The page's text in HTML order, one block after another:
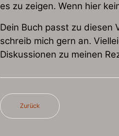
es zu zeigen. Wenn hier
Dein Buch passt zu diesen
schreib mich gern an.
Diskussionen zu meinen
Zurück